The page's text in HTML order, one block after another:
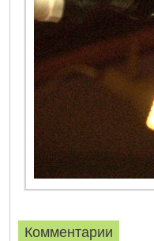
Комментарии